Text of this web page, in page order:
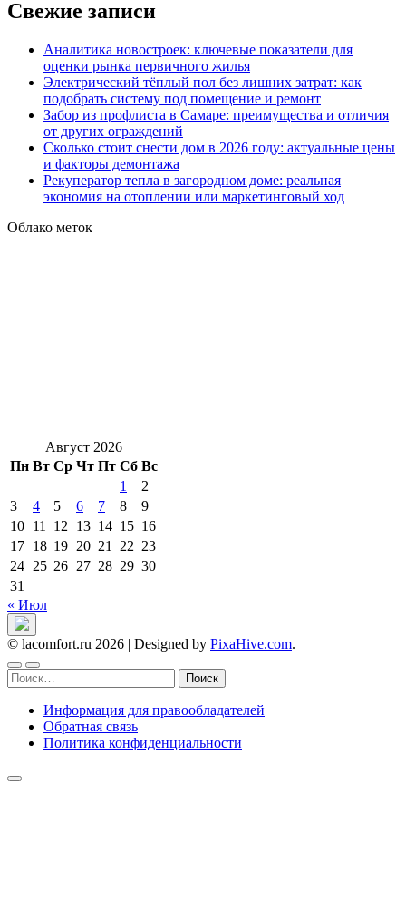
Свежие записи
Аналитика новостроек: ключевые показатели для
оценки рынка первичного жилья
Электрический тёплый пол без лишних затрат: как
подобрать систему под помещение и ремонт
Забор из профлиста в Самаре: преимущества и отличия
от других ограждений
Сколько стоит снести дом в 2026 году: актуальные цены
и факторы демонтажа
Рекуператор тепла в загородном доме: реальная
экономия на отоплении или маркетинговый ход
Облако меток
Август 2026
Пн Вт Ср Чт Пт Сб Вс
1
2
3
4 5 6 7 8
9
10 11 12 13 14 15 16
17 18 19 20 21 22 23
24 25 26 27 28 29 30
31
« Июл
© lacomfort.ru 2026 | Designed by PixaHive.com.
Найти:
Информация для правообладателей
Обратная связь
Политика конфиденциальности